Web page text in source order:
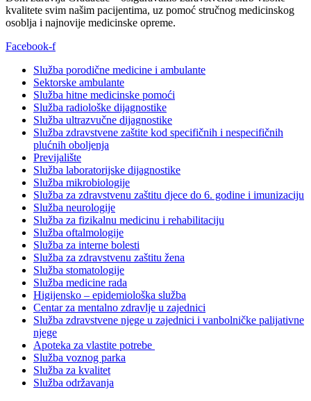
kvalitete svim našim pacijentima, uz pomoć stručnog medicinskog
osoblja i najnovije medicinske opreme.
Facebook-f
Služba porodične medicine i ambulante
Sektorske ambulante
Služba hitne medicinske pomoći
Služba radiološke dijagnostike
Služba ultrazvučne dijagnostike
Služba zdravstvene zaštite kod specifičnih i nespecifičnih
plućnih oboljenja
Previjalište
Služba laboratorijske dijagnostike
Služba mikrobiologije
Služba za zdravstvenu zaštitu djece do 6. godine i imunizaciju
Služba neurologije
Služba za fizikalnu medicinu i rehabilitaciju
Služba oftalmologije
Služba za interne bolesti
Služba za zdravstvenu zaštitu žena
Služba stomatologije
Služba medicine rada
Higijensko – epidemiološka služba
Centar za mentalno zdravlje u zajednici
Služba zdravstvene njege u zajednici i vanbolničke palijativne
njege
Apoteka za vlastite potrebe
Služba voznog parka
Služba za kvalitet
Služba održavanja